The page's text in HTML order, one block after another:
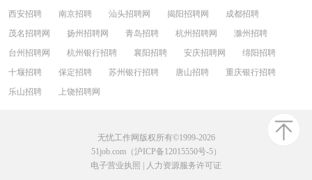
西安招聘
南京招聘 汕头招聘网 揭阳招聘网
成都招聘
茂名招聘网
扬州招聘网 青岛招聘 杭州招聘网
滁州招聘
台州招聘网
杭州银行招聘 襄阳招聘 安庆招聘网
绵阳招聘
十堰招聘
保定招聘 苏州银行招聘 唐山招聘
重庆银行招聘
乐山招聘
上饶招聘网
无忧工作网版权所有©1999-2026
51job.com（沪ICP备12015550号-5）
电子营业执照
人力资源服务许可证